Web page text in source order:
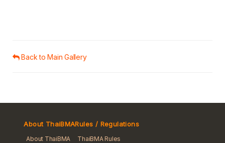
Back to Main Gallery
About ThaiBMA
About ThaiBMA
Rules / Regulations
ThaiBMA Rules